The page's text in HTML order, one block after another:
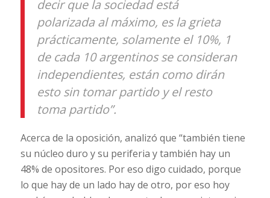
decir que la sociedad está
polarizada al máximo, es la grieta
prácticamente, solamente el 10%, 1
de cada 10 argentinos se consideran
independientes, están como dirán
esto sin tomar partido y el resto
toma partido”.
Acerca de la oposición, analizó que “también tiene
su núcleo duro y su periferia y también hay un
48% de opositores. Por eso digo cuidado, porque
lo que hay de un lado hay de otro, por eso hoy